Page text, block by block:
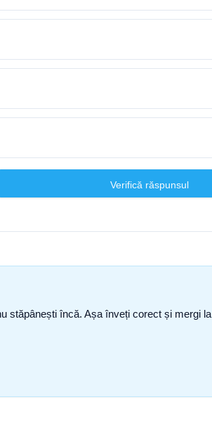
Verifică răspunsul
stăpânești încă. Așa înveți corect și mergi